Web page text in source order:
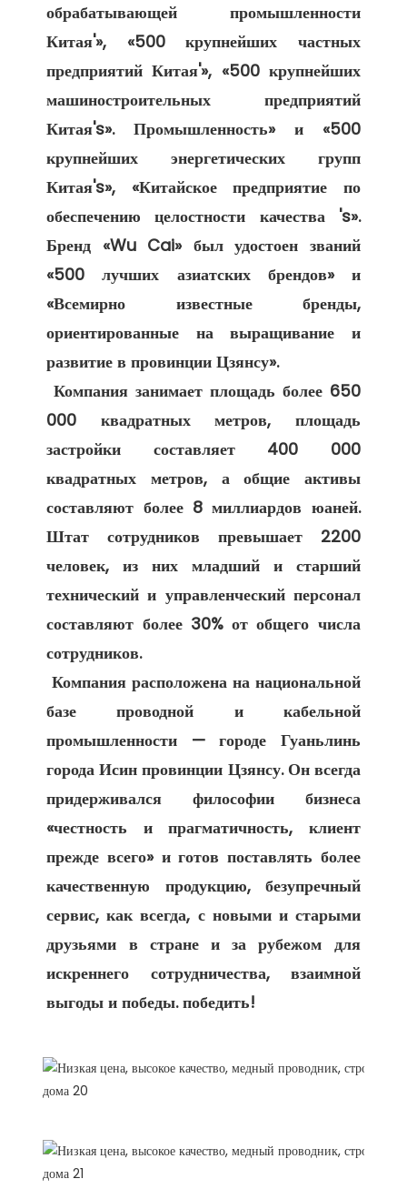
обрабатывающей промышленности
Китая'», «500 крупнейших частных
предприятий Китая'», «500 крупнейших
машиностроительных предприятий
Китая's». Промышленность» и «500
крупнейших энергетических групп
Китая's», «Китайское предприятие по
обеспечению целостности качества 's».
Бренд «Wu Cai» был удостоен званий
«500 лучших азиатских брендов» и
«Всемирно известные бренды,
ориентированные на выращивание и
развитие в провинции Цзянсу».
Компания занимает площадь более 650
000 квадратных метров, площадь
застройки составляет 400 000
квадратных метров, а общие активы
составляют более 8 миллиардов юаней.
Штат сотрудников превышает 2200
человек, из них младший и старший
технический и управленческий персонал
составляют более 30% от общего числа
сотрудников.
Компания расположена на национальной
базе проводной и кабельной
промышленности — городе Гуаньлинь
города Исин провинции Цзянсу. Он всегда
придерживался философии бизнеса
«честность и прагматичность, клиент
прежде всего» и готов поставлять более
качественную продукцию, безупречный
сервис, как всегда, с новыми и старыми
друзьями в стране и за рубежом для
искреннего сотрудничества, взаимной